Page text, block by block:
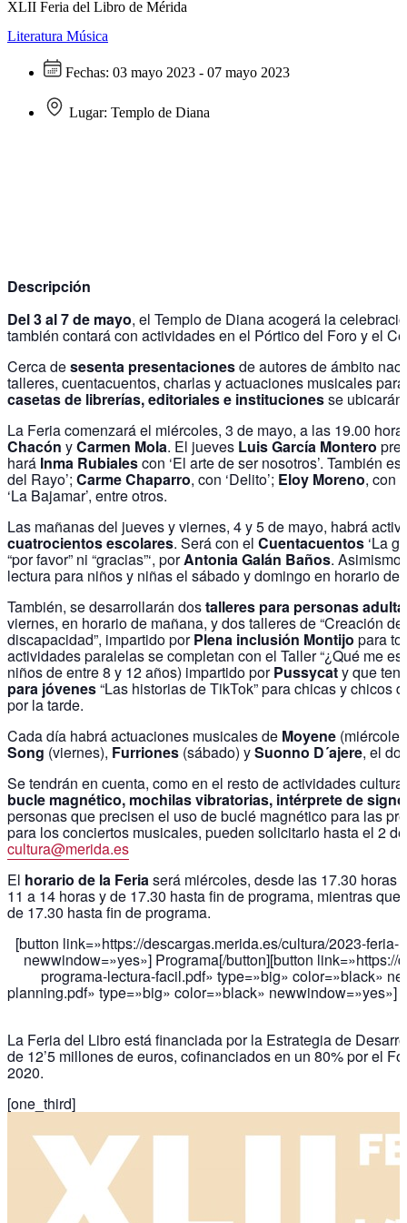
XLII Feria del Libro de Mérida
Literatura Música
Fechas: 03 mayo 2023 - 07 mayo 2023
Lugar: Templo de Diana
Descripción
Del 3 al 7 de mayo, el Templo de Diana acogerá la
también contará con actividades en el Pórtico del Foro y el
Cerca desesenta presentacionesde autores de ámbito
talleres, cuentacuentos, charlas y actuaciones musicales
casetas de librerías, editoriales e institucionesse
La Feria comenzará el miércoles, 3 de mayo, a las 19.00
Chacón yCarmen Mola. El jueves Luis García Montero
hará Inma Rubialescon ‘El arte de ser nosotros’. También
del Rayo’; Carme Chaparro, con ‘Delito’; Eloy Moreno, con
‘La Bajamar’, entre otros.
Las mañanas del jueves y viernes, 4 y 5 de mayo, habrá
cuatrocientos escolares. Será con el Cuentacuentos ‘La
“por favor” ni “gracias”‘, porAntonia Galán Baños.
lectura para niños y niñas el sábado y domingo en horario de
También, se desarrollarán dostalleres para personas
viernes, en horario de mañana, y dos talleres de “Creación
discapacidad”, impartido porPlena inclusión Montijo para
actividades paralelas se completan con el Taller “¿Qué me
niños de entre 8 y 12 años) impartido porPussycaty que
para jóvenes“Las historias de TikTok” para chicas y chicos
por la tarde.
Cada día habrá actuaciones musicales de Moyene
Song (viernes), Furriones (sábado) ySuonno D´ajere, el
Se tendrán en cuenta, como en el resto de actividades
bucle magnético, mochilas vibratorias, intérprete de
personas que precisen el uso de buclé magnético para las
para los conciertos musicales, pueden solicitarlo hasta el 2
cultura@merida.es
El horario de la Feriaserá miércoles, desde las 17.30 horas
11 a 14 horas y de 17.30 hasta fin de programa, mientras
de 17.30 hasta fin de programa.
[button link=»https://descargas.merida.es/cultura/2023-
newwindow=»yes»] Programa[/button][button
programa-lectura-facil.pdf» type=»big» color=»black»
planning.pdf» type=»big» color=»black» newwindow=»yes»]
La Feria del Libro está financiada por la Estrategia de
de 12’5 millones de euros, cofinanciados en un 80% por el
2020.
[one_third]